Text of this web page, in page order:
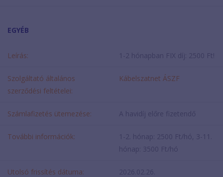
EGYÉB
Leírás: 1-2 hónapban FIX díj: 2500 Ft!
Szolgáltató általános
szerződési feltételei:
Kábelszatnet ÁSZF
Számlafizetés ütemezése: A havidíj előre fizetendő
További információk:
1-2. hónap: 2500 Ft/hó, 3-11.
hónap: 3500 Ft/hó
Utolsó frissítés dátuma: 2026.02.26.